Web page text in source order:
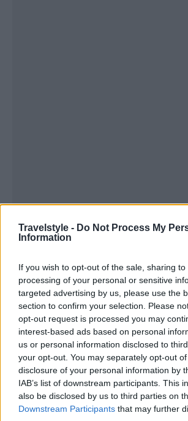
Travelstyle - Do Not Process My
Information
If you wish to opt-out of the sale, sharing
processing of your personal or sensitive
targeted advertising by us, please use the
section to confirm your selection. Please
opt-out request is processed you may
interest-based ads based on personal
us or personal information disclosed to
your opt-out. You may separately opt-out
disclosure of your personal information by
IAB’s list of downstream participants. This
also be disclosed by us to third parties on
Downstream Participants that may further
Στην Premium Οικονομική θέση, οι
έχουν την ευκαιρία να απολαύσουν
νόστιμα πιάτα, όπως jackfruit με
basmati ή στιφάδο με κάστανο και
για επιδόρπιο ελαφρύ cheesecake
τόφου ή παρφέ βατόμουρου με
πορτοκαλιού.